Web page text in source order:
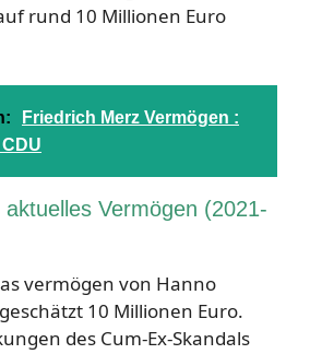
rund 10 Millionen Euro
Friedrich Merz Vermögen :
Vermögen (2021-
vermögen von Hanno
10 Millionen Euro.
des Cum-Ex-Skandals